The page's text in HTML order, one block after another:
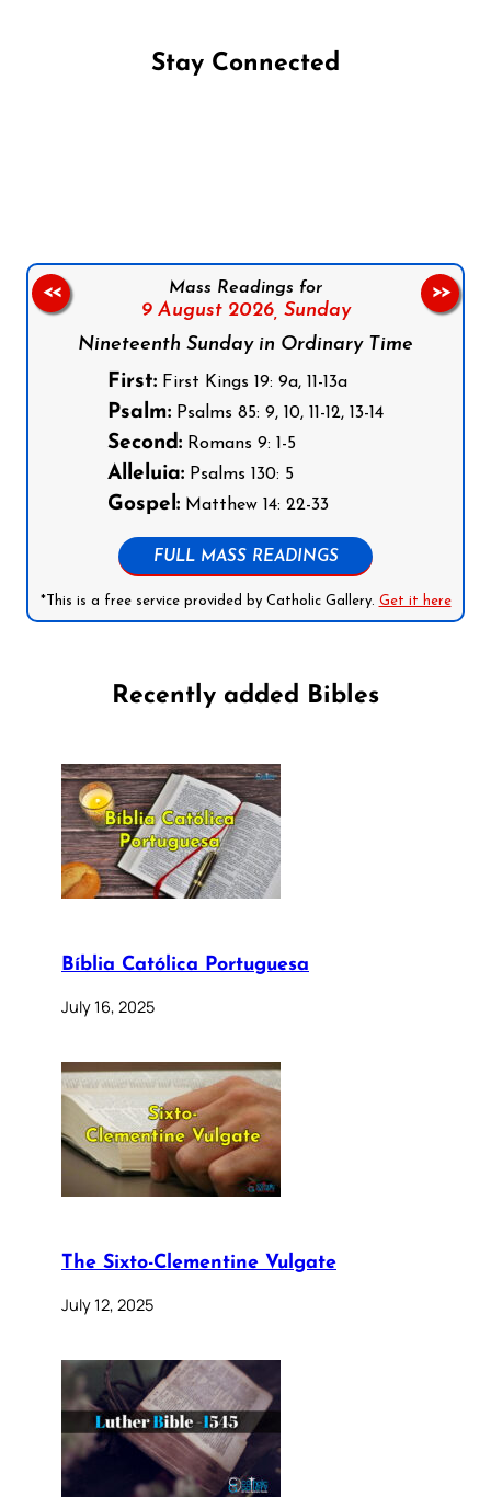
Stay Connected
Mass Readings for
9 August 2026, Sunday
Nineteenth Sunday in Ordinary Time
First: First Kings 19: 9a, 11-13a
Psalm: Psalms 85: 9, 10, 11-12, 13-14
Second: Romans 9: 1-5
Alleluia: Psalms 130: 5
Gospel: Matthew 14: 22-33
FULL MASS READINGS
*This is a free service provided by Catholic Gallery. Get it here
<< >>
Recently added Bibles
Bíblia Católica Portuguesa
July 16, 2025
The Sixto-Clementine Vulgate
July 12, 2025